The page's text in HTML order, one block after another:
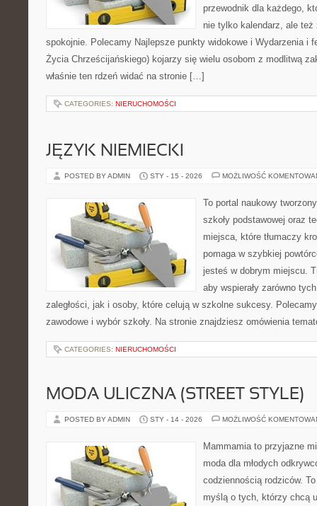
przewodnik dla każdego,
nie tylko kalendarz, ale
spokojnie. Polecamy Najlepsze punkty widokowe i Wydarzenia i
Życia Chrześcijańskiego) kojarzy się wielu osobom z modlitwą
właśnie ten rdzeń widać na stronie […]
CATEGORIES: NIERUCHOMOŚCI
JĘZYK NIEMIECKI
POSTED BY ADMIN STY - 15 - 2026 MOŻLIWOŚĆ
To portal naukowy
szkoły podstawowej oraz
miejsca, które tłumaczy
pomaga w szybkiej
jesteś w dobrym miejscu.
aby wspierały zarówno
zaległości, jak i osoby, które celują w szkolne sukcesy.
zawodowe i wybór szkoły. Na stronie znajdziesz omówienia
CATEGORIES: NIERUCHOMOŚCI
MODA ULICZNA (STREET STYLE)
POSTED BY ADMIN STY - 14 - 2026 MOŻLIWOŚĆ
Mammamia to przyjazne
moda dla młodych
codziennością rodziców.
myślą o tych, którzy chcą